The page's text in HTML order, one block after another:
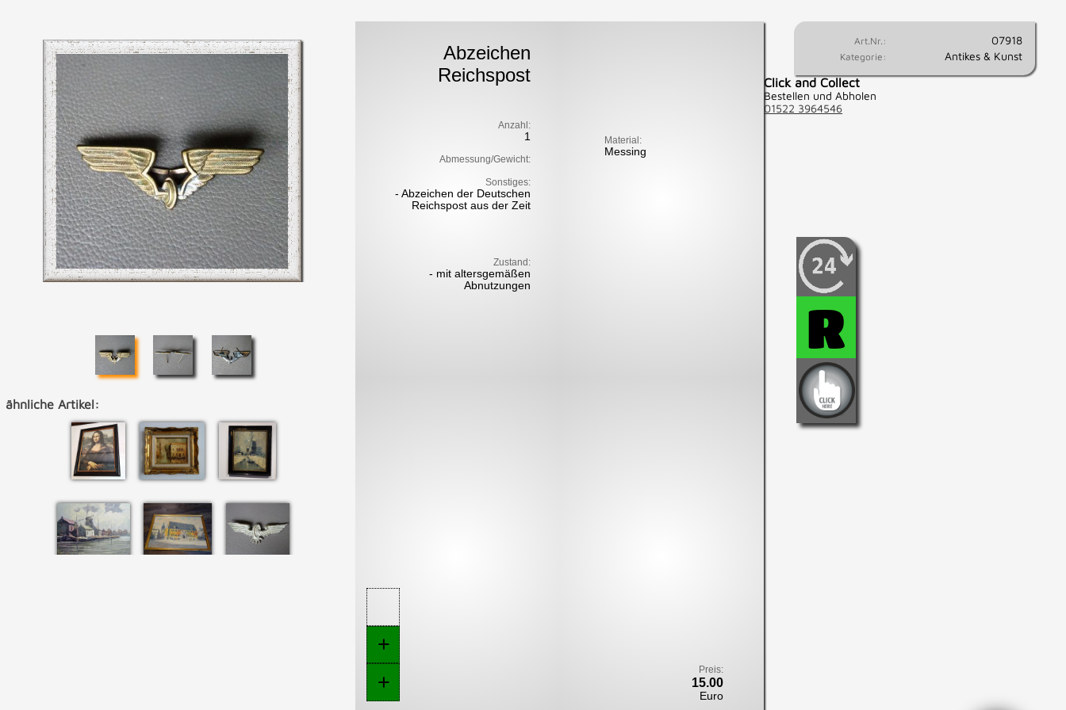
ähnliche Artikel:
Abzeichen
Reichspost
Anzahl:
1
Abmessung/Gewicht:
Sonstiges:
- Abzeichen der Deutschen
Reichspost aus der Zeit
Zustand:
- mit altersgemäßen
Abnutzungen
+
+
Material:
Messing
Preis:
15.00
Euro
Art.Nr.: 07918
Kategorie: Antikes & Kunst
Click and Collect
Bestellen und Abholen
01522 3964546
R